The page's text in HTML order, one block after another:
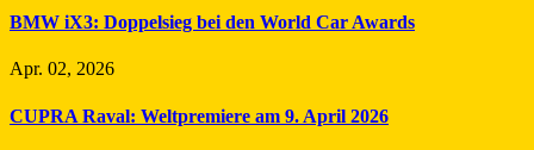
BMW iX3: Doppelsieg bei den World Car Awards
Apr. 02, 2026
CUPRA Raval: Weltpremiere am 9. April 2026